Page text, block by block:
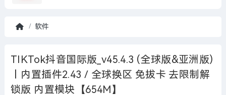
页
软件
TIKTok抖音国际版_v45.4.3 (全球版&亚洲版)
丨内置插件2.43 / 全球换区 免拔卡 去限制解
锁版 内置模块【654M】